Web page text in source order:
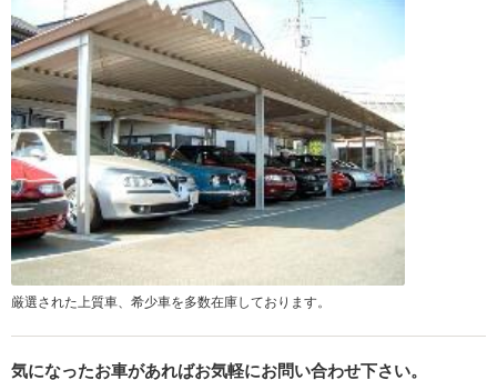
厳選された上質車、希少車を多数在庫しております。
気になったお車があればお気軽にお問い合わせ下さい。